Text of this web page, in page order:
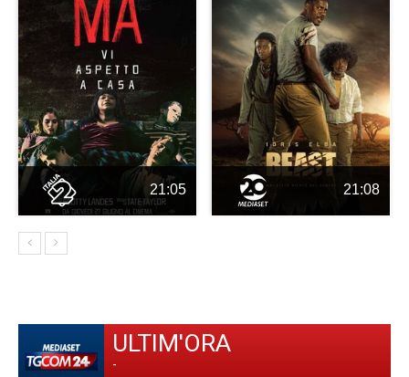
21:05 21:08
ULTIM'ORA
-